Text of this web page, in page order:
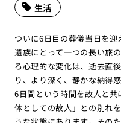
生活
ついに6日目の葬儀当日を迎
遺族にとって一つの長い旅
る心理的な変化は、逝去直
り、より深く、静かな納得
6日間という時間を故人と
体としての故人」との別れ